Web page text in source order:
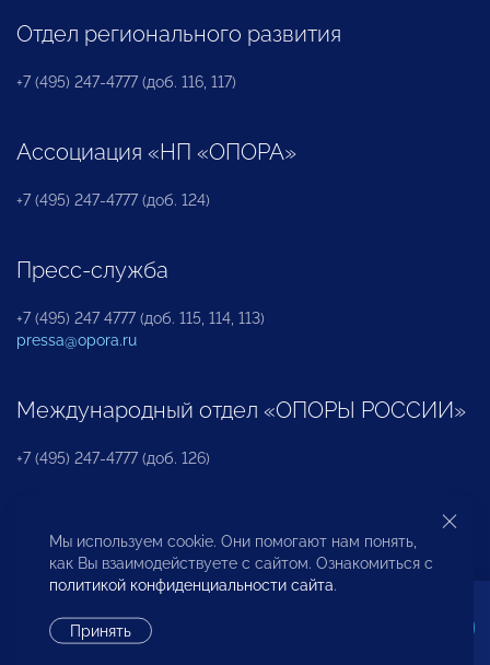
Отдел регионального развития
+7 (495) 247-4777 (доб. 116, 117)
Ассоциация «НП «ОПОРА»
+7 (495) 247-4777 (доб. 124)
Пресс-служба
+7 (495) 247 4777 (доб. 115, 114, 113)
pressa@opora.ru
Международный отдел «ОПОРЫ РОССИИ»
+7 (495) 247-4777 (доб. 126)
Бюро по защите прав предпринимателей и
инвесторов
Мы используем cookie. Они помогают нам понять,
как Вы взаимодействуете с сайтом. Ознакомиться с
политикой конфиденциальности сайта.
Принять